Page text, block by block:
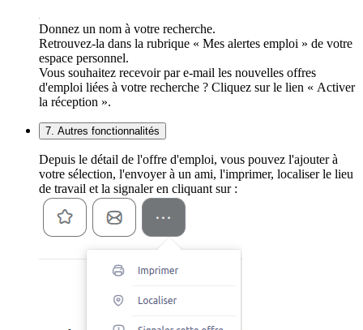
Donnez un nom à votre recherche.
Retrouvez-la dans la rubrique « Mes alertes emploi » de votre
espace personnel.
Vous souhaitez recevoir par e-mail les nouvelles offres
d'emploi liées à votre recherche ? Cliquez sur le lien « Activer
la réception ».
7. Autres fonctionnalités
Depuis le détail de l'offre d'emploi, vous pouvez l'ajouter à
votre sélection, l'envoyer à un ami, l'imprimer, localiser le lieu
de travail et la signaler en cliquant sur :